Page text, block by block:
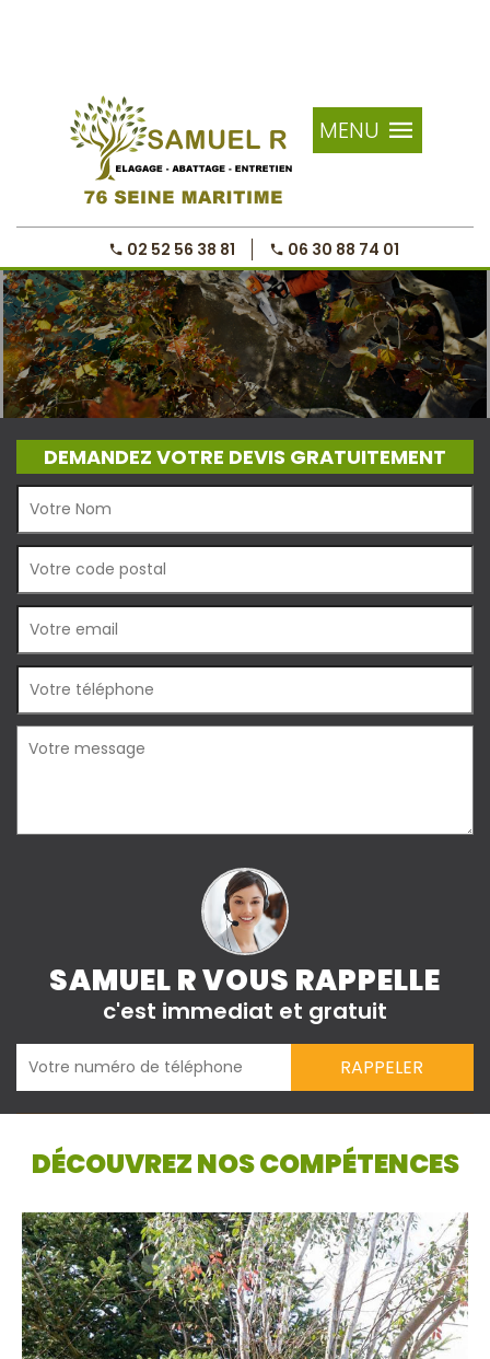
MENU
02 52 56 38 81 06 30 88 74 01
DEMANDEZ VOTRE DEVIS GRATUITEMENT
SAMUEL R VOUS RAPPELLE
c'est immediat et gratuit
DÉCOUVREZ NOS COMPÉTENCES